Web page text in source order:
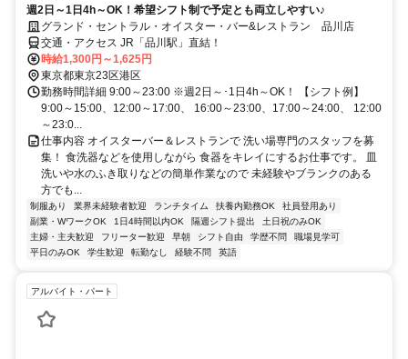
週2日～1日4h～OK！希望シフト制で予定とも両立しやすい♪
グランド・セントラル・オイスター・バー&レストラン 品川店
交通・アクセス JR「品川駅」直結！
時給1,300円～1,625円
東京都東京23区港区
勤務時間詳細 9:00～23:00 ※週2日～･1日4h～OK！ 【シフト例】
9:00～15:00、12:00～17:00、 16:00～23:00、17:00～24:00、 12:00
～23:0...
仕事内容 オイスターバー＆レストランで 洗い場専門のスタッフを募
集！ 食洗器などを使用しながら 食器をキレイにするお仕事です。 皿
洗いや水のふき取りなどの簡単作業なので 未経験やブランクのある
方でも...
制服あり 業界未経験者歓迎 ランチタイム 扶養内勤務OK
社員登用あり
副業・WワークOK
1日4時間以内OK 隔週シフト提出
土日祝のみOK
主婦・主夫歓迎
フリーター歓迎 早朝 シフト自由 学歴不問
職場見学可
平日のみOK
学生歓迎 転勤なし 経験不問 英語
アルバイト・パート